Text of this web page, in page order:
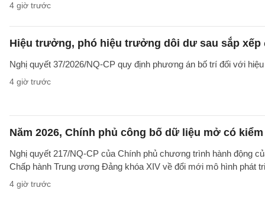
4 giờ trước
Hiệu trưởng, phó hiệu trưởng dôi dư sau sắp
Nghị quyết 37/2026/NQ-CP quy định phương án bố trí đối với
4 giờ trước
Năm 2026, Chính phủ công bố dữ liệu mở có
Nghị quyết 217/NQ-CP của Chính phủ chương trình hành động
Chấp hành Trung ương Đảng khóa XIV về đổi mới mô hình phát
4 giờ trước